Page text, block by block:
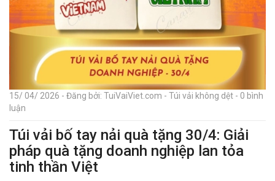
15/ 04/ 2026 - Đăng bởi: TuiVaiViet.com - Túi vải không dệt - 0 bình
luận
Túi vải bố tay nải quà tặng 30/4: Giải
pháp quà tặng doanh nghiệp lan tỏa
tinh thần Việt